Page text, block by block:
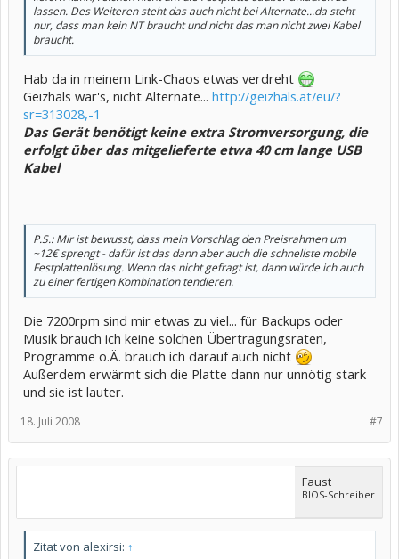
lassen. Des Weiteren steht das auch nicht bei Alternate...da steht
nur, dass man kein NT braucht und nicht das man nicht zwei Kabel
braucht.
Hab da in meinem Link-Chaos etwas verdreht
Geizhals war's, nicht Alternate... http://geizhals.at/eu/?
sr=313028,-1
Das Gerät benötigt keine extra Stromversorgung, die
erfolgt über das mitgelieferte etwa 40 cm lange USB
Kabel
P.S.: Mir ist bewusst, dass mein Vorschlag den Preisrahmen um
~12€ sprengt - dafür ist das dann aber auch die schnellste mobile
Festplattenlösung. Wenn das nicht gefragt ist, dann würde ich auch
zu einer fertigen Kombination tendieren.
Die 7200rpm sind mir etwas zu viel... für Backups oder
Musik brauch ich keine solchen Übertragungsraten,
Programme o.Ä. brauch ich darauf auch nicht
Außerdem erwärmt sich die Platte dann nur unnötig stark
und sie ist lauter.
#7
18. Juli 2008
Faust
BIOS-Schreiber
Zitat von alexirsi: ↑